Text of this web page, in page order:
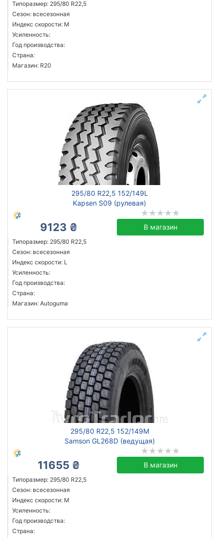
Типоразмер: 295/80 R22,5
Сезон: всесезонная
Индекс скорости: M
Усиленность:
Год производства:
Страна:
Магазин: R20
295/80 R22,5 152/149L
Kapsen S09 (рулевая)
9123 ₴ В магазин
Типоразмер: 295/80 R22,5
Сезон: всесезонная
Индекс скорости: L
Усиленность:
Год производства:
Страна:
Магазин: Autoguma
295/80 R22,5 152/149M
Samson GL268D (ведущая)
11655 ₴ В магазин
Типоразмер: 295/80 R22,5
Сезон: всесезонная
Индекс скорости: M
Усиленность:
Год производства:
Страна: